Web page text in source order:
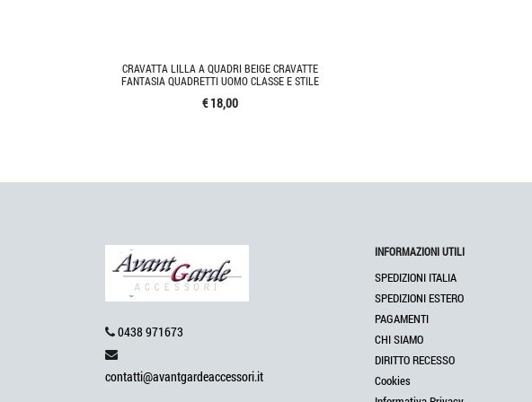
CRAVATTA LILLA A QUADRI BEIGE CRAVATTE
FANTASIA QUADRETTI UOMO CLASSE E STILE
€ 18,00
0438 971673
contatti@avantgardeaccessori.it
INFORMAZIONI UTILI
SPEDIZIONI ITALIA
SPEDIZIONI ESTERO
PAGAMENTI
CHI SIAMO
DIRITTO RECESSO
Cookies